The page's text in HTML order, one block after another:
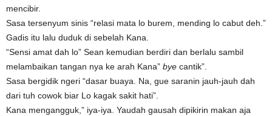
mencibir.
Sasa tersenyum sinis “relasi mata lo burem, mending lo cabut deh.”
Gadis itu lalu duduk di sebelah Kana.
“Sensi amat dah lo” Sean kemudian berdiri dan berlalu sambil
melambaikan tangan nya ke arah Kana” bye cantik”.
Sasa bergidik ngeri “dasar buaya. Na, gue saranin jauh-jauh dah
dari tuh cowok biar Lo kagak sakit hati”.
Kana mengangguk,” iya-iya. Yaudah gausah dipikirin makan aja